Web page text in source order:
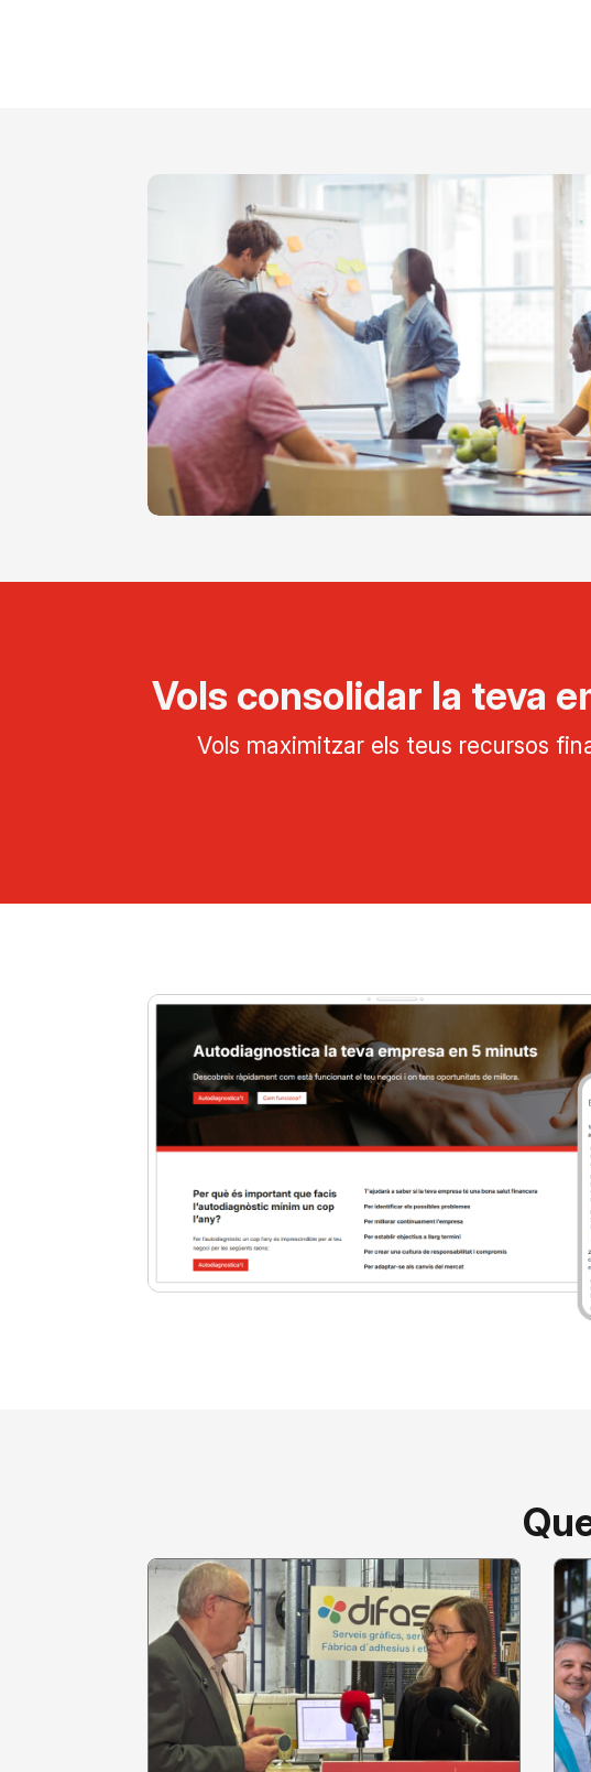
Vols consolidar la teva
Vols maximitzar els teus recursos